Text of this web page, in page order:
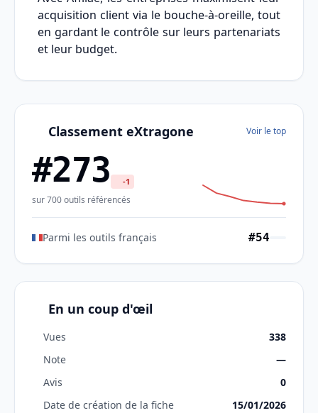
acquisition client via le bouche-à-oreille, tout
en gardant le contrôle sur leurs partenariats
et leur budget.
Classement eXtragone Voir le top
#273 -1
sur 700 outils référencés
Parmi les outils français #54
En un coup d'œil
Vues
338
Note
—
Avis
0
Date de création de la fiche
15/01/2026